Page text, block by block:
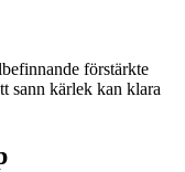
förstärkte
sann kärlek kan klara